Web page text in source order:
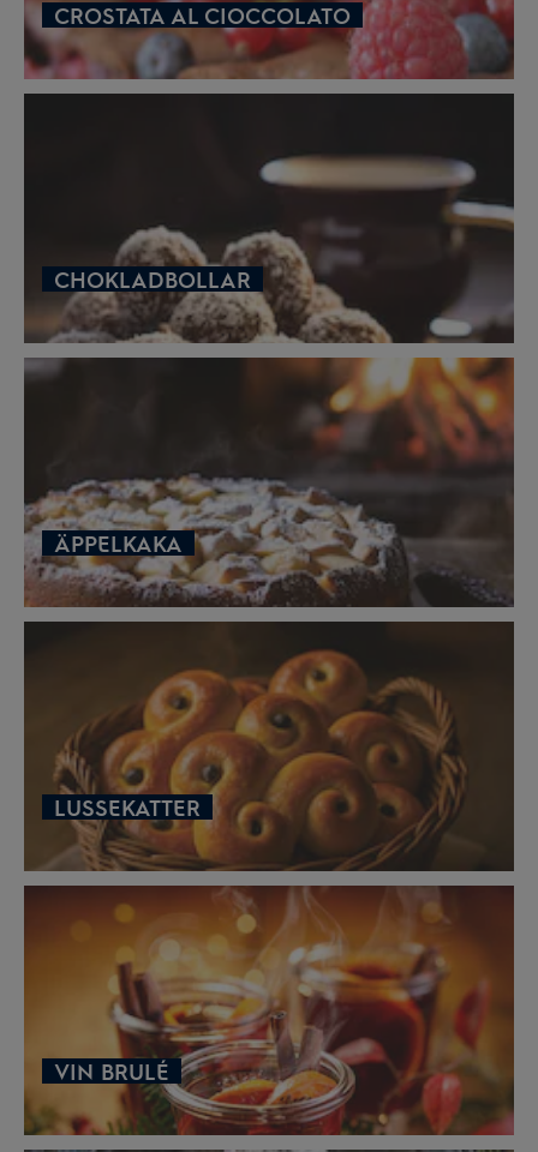
CROSTATA AL CIOCCOLATO
CHOKLADBOLLAR
ÄPPELKAKA
LUSSEKATTER
VIN BRULÉ